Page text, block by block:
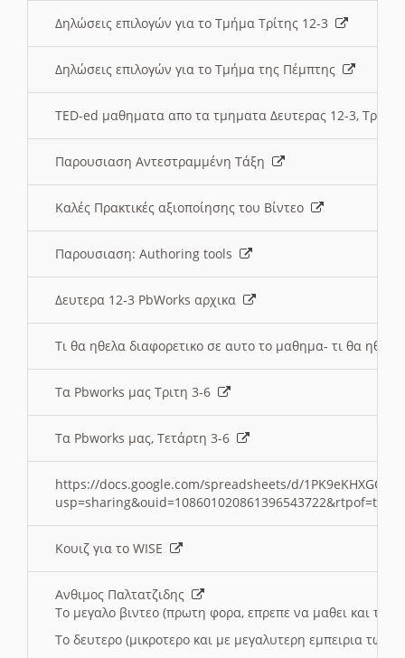
Δηλώσεις επιλογών για το Τμήμα Τρίτης 12-3
Δηλώσεις επιλογών για το Τμήμα της Πέμπτης
TED-ed μαθηματα απο τα τμηματα Δευτερας 12-3,
Παρουσιαση Αντεστραμμένη Τάξη
Καλές Πρακτικές αξιοποίησης του Βίντεο
Παρουσιαση: Authoring tools
Δευτερα 12-3 PbWorks αρχικα
Τι θα ηθελα διαφορετικο σε αυτο το μαθημα- τι θα
Τα Pbworks μας Τριτη 3-6
Τα Pbworks μας, Τετάρτη 3-6
https://docs.google.com/spreadsheets/d/
Κουιζ για το WISE
Ανθιμος Παλτατζιδης
Το μεγαλο βιντεο (πρωτη φορα, επρεπε να μαθει και το
Το δευτερο (μικροτερο και με μεγαλυτερη εμπειρια